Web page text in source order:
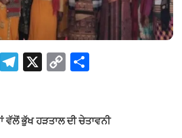
E T
gr
X C
y e
ਵੱਲੋਂ ਭੁੱਖ ਹੜਤਾਲ ਦੀ ਚੇਤਾਵਨੀ